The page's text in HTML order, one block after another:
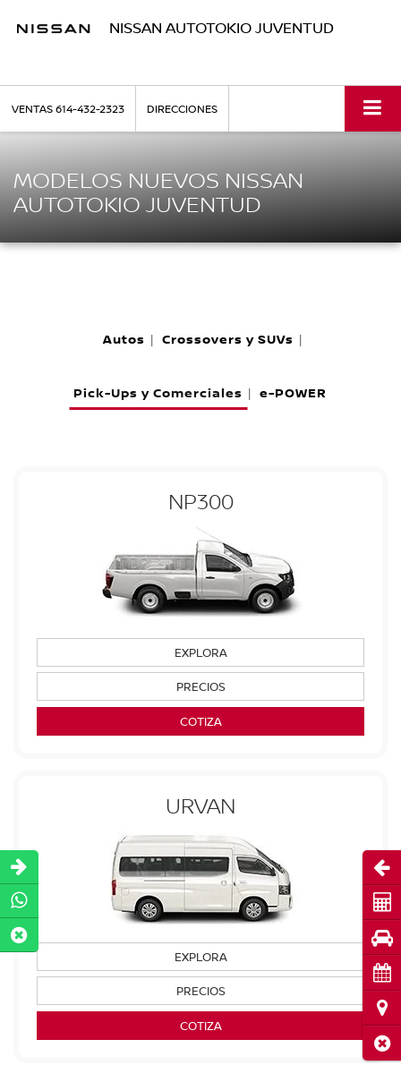
NISSAN AUTOTOKIO JUVENTUD
VENTAS614-432-2323 DIRECCIONES
MODELOS NUEVOS NISSAN
AUTOTOKIO JUVENTUD
Autos | Crossovers y SUVs |
Pick-Ups y Comerciales | e-POWER
NP300
EXPLORA
PRECIOS
COTIZA
URVAN
EXPLORA
PRECIOS
COTIZA